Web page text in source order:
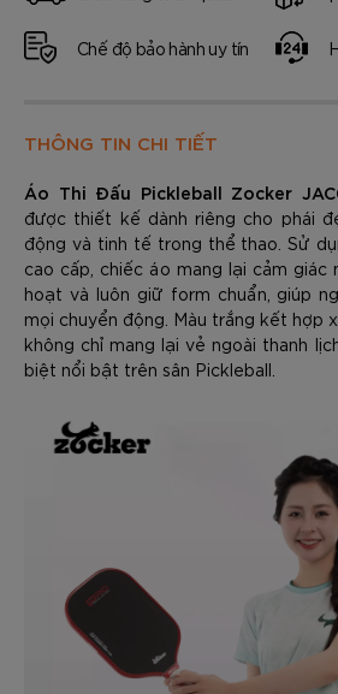
Chế độ bảo hành uy tín
THÔNG TIN CHI TIẾT
Áo Thi Đấu Pickleball Zocker
được thiết kế dành riêng cho phái
động và tinh tế trong thể thao. Sử
cao cấp, chiếc áo mang lại cảm giác
hoạt và luôn giữ form chuẩn, giúp
mọi chuyển động. Màu trắng kết hợp
không chỉ mang lại vẻ ngoài thanh
biệt nổi bật trên sân Pickleball.